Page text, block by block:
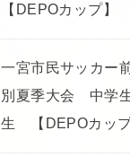
【DEPOカップ】
一宮市民サッカ
別夏季大会 中学
生 【DEPOカップ